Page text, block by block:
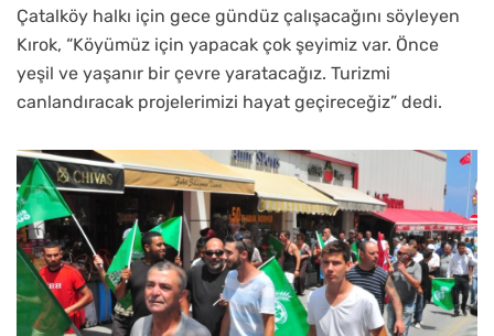
Çatalköy halkı için gece gündüz çalışacağını söyleyen
Kırok, “Köyümüz için yapacak çok şeyimiz var. Önce
yeşil ve yaşanır bir çevre yaratacağız. Turizmi
canlandıracak projelerimizi hayat geçireceğiz” dedi.